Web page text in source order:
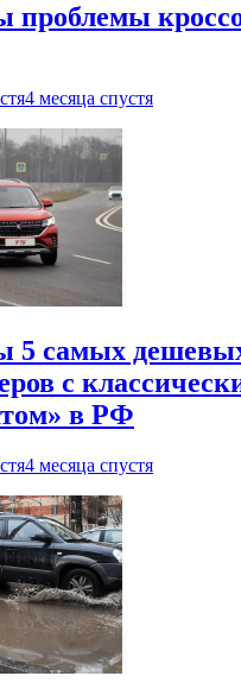
проблемы
4 месяца спустя
5 самых
с
в РФ
4 месяца спустя